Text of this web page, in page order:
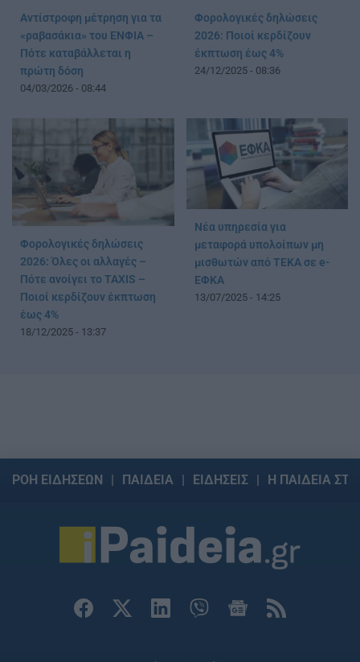
Αντίστροφη μέτρηση για τα
«ραβασάκια» του ΕΝΦΙΑ –
Πότε καταβάλλεται η
πρώτη δόση
04/03/2026 - 08:44
Φορολογικές δηλώσεις
2026: Ποιοί κερδίζουν
έκπτωση έως 4%
24/12/2025 - 08:36
Φορολογικές δηλώσεις
2026: Όλες οι αλλαγές –
Πότε ανοίγει το TAXIS –
Ποιοί κερδίζουν έκπτωση
έως 4%
18/12/2025 - 13:37
Νέα υπηρεσία για
μεταφορά υπολοίπων μη
μισθωτών από ΤΕΚΑ σε e-
ΕΦΚΑ
13/07/2025 - 14:25
ΡΟΗ ΕΙΔΗΣΕΩΝ ΠΑΙΔΕΙΑ ΕΙΔΗΣΕΙΣ Η ΠΑΙΔΕΙΑ